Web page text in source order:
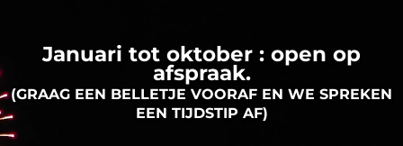
Januari tot oktober : open op
afspraak.
(GRAAG EEN BELLETJE VOORAF EN WE SPREKEN
EEN TIJDSTIP AF)